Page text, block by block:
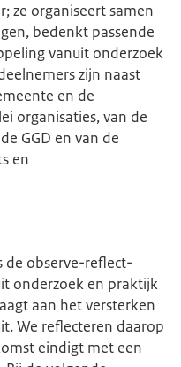
ze organiseert samen
bedenkt passende
vanuit onderzoek
zijn naast
en de
organisaties, van de
GGD en van de
en
de observe-reflect-
onderzoek en praktijk
aan het versterken
We reflecteren daarop
eindigt met een